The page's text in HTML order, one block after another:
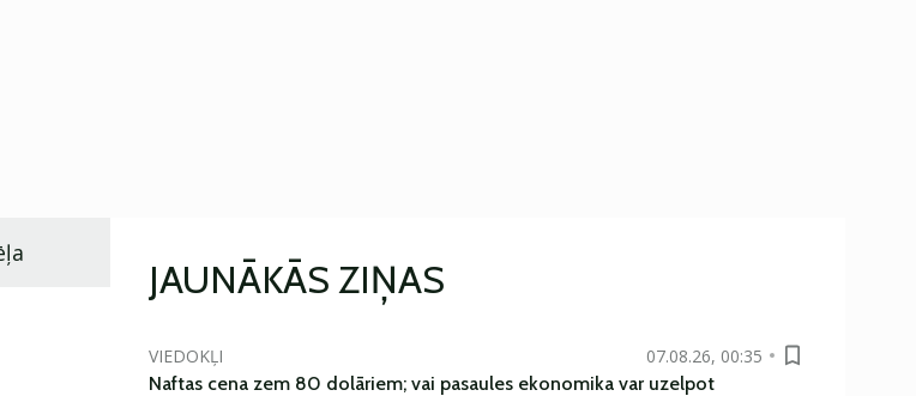
JAUNĀKĀS ZIŅAS
VIEDOKĻI
07.08.26, 00:35
Naftas cena zem 80 dolāriem; vai pasaules ekonomika var uzelpot